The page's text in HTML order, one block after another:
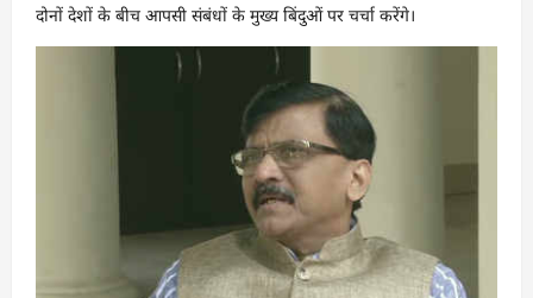
दोनों देशों के बीच आपसी संबंधों के मुख्य बिंदुओं पर चर्चा करेंगे।